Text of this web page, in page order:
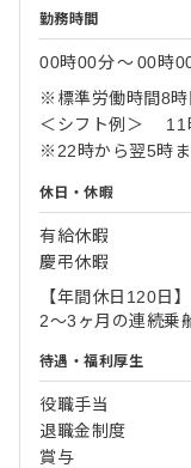
勤務時間
00時00分〜00時
※標準労働時間8時
＜シフト例＞ 11
※22時から翌5時
休日・休暇
有給休暇
慶弔休暇
【年間休日120日】
2～3ヶ月の連続乗
待遇・福利厚生
役職手当
退職金制度
賞与